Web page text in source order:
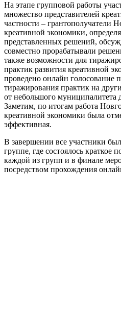
На этапе групповой работы
множество представителей
частности – грантополучатели
креативной экономики,
представленных решений,
совместно прорабатывали
также возможности для
практик развития креативной
проведено онлайн голосование
тиражирования практик на
от небольшого муниципалитета
Заметим, по итогам работа
креативной экономики была
эффективная.
В завершении все участники
группе, где состоялось краткое
каждой из групп и в финале
посредством прохождения